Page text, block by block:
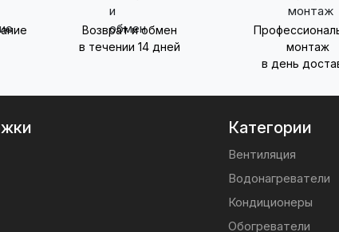
Возврат и обмен
в течении 14 дней
монтаж
в день
Категории
Вентиляция
Водонагреватели
Кондиционеры
Обогреватели